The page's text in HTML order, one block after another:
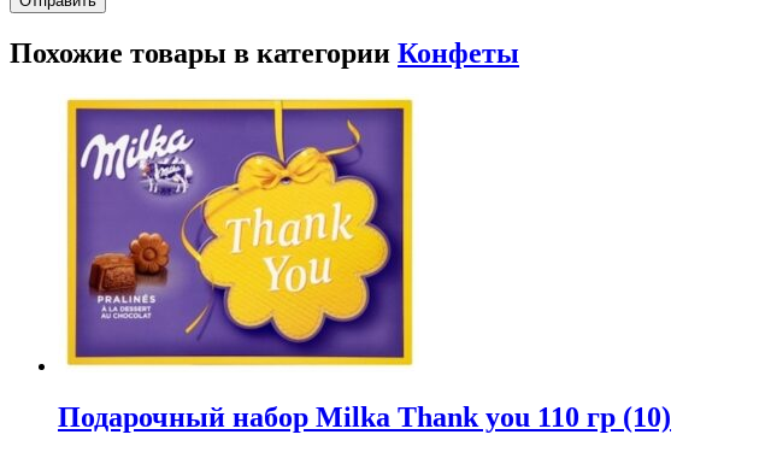
Похожие товары в категории Конфеты
Подарочный набор Milka Thank you 110 гр (10)